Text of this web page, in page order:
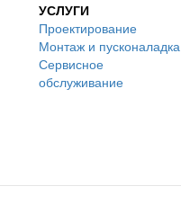
УСЛУГИ
Проектирование
Монтаж и пусконаладка
Сервисное
обслуживание